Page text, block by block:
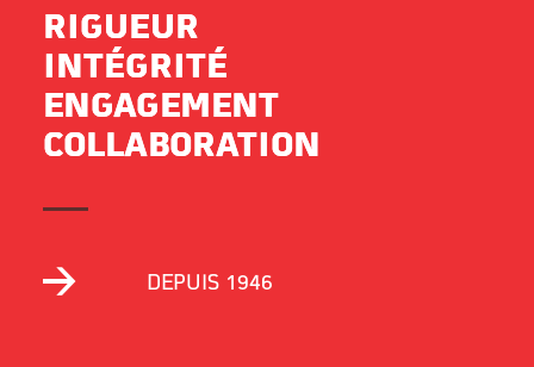
RIGUEUR
INTÉGRITÉ
ENGAGEMENT
COLLABORATION
DEPUIS 1946